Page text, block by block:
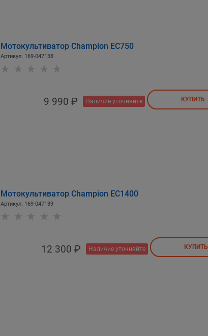
Мотокультиватор Champion EC750
Артикул: 169-047138
9 990 ₽ Наличие уточняйте КУПИТЬ
Мотокультиватор Champion EC1400
Артикул: 169-047139
12 300 ₽ Наличие уточняйте КУПИТЬ